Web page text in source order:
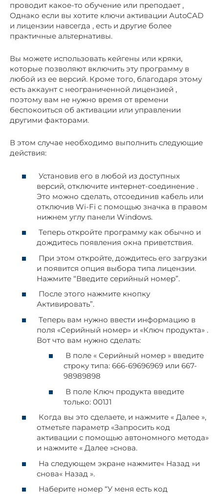
проводит какое-то обучение или преподает ,
Однако если вы хотите ключи активации AutoCAD
и лицензии навсегда , есть и другие более
практичные альтернативы.
Вы можете использовать кейгены или кряки,
которые позволяют включить эту программу в
любой из ее версий. Кроме того, благодаря этому
есть аккаунт с неограниченной лицензией ,
поэтому вам не нужно время от времени
беспокоиться об активации или управлении
другими факторами.
В этом случае необходимо выполнить следующие
действия:
Установив его в любой из доступных
версий, отключите интернет-соединение .
Это можно сделать, отсоединив кабель или
отключив Wi-Fi с помощью значка в правом
нижнем углу панели Windows.
Теперь откройте программу как обычно и
дождитесь появления окна приветствия.
При этом откройте, дождитесь его загрузки
и появится опция выбора типа лицензии.
Нажмите “Введите серийный номер”.
После этого нажмите кнопку
Активировать”.
Теперь вам нужно ввести информацию в
поля «Серийный номер» и «Ключ продукта» .
Вот что вам нужно сделать:
В поле « Серийный номер » введите
строку типа: 666-69696969 или 667-
98989898
В поле Ключ продукта введите
только: 001J1
Когда вы это сделаете, и нажмите « Далее »,
отметьте параметр «Запросить код
активации с помощью автономного метода»
и нажмите « Далее »снова.
На следующем экране нажмите« Назад »и
снова« Назад ».
Наберите номер “У меня есть код